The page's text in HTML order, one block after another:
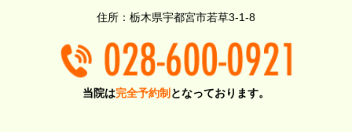
栃木県宇都宮市若草3-1-8
当院は完全予約制 となっております。